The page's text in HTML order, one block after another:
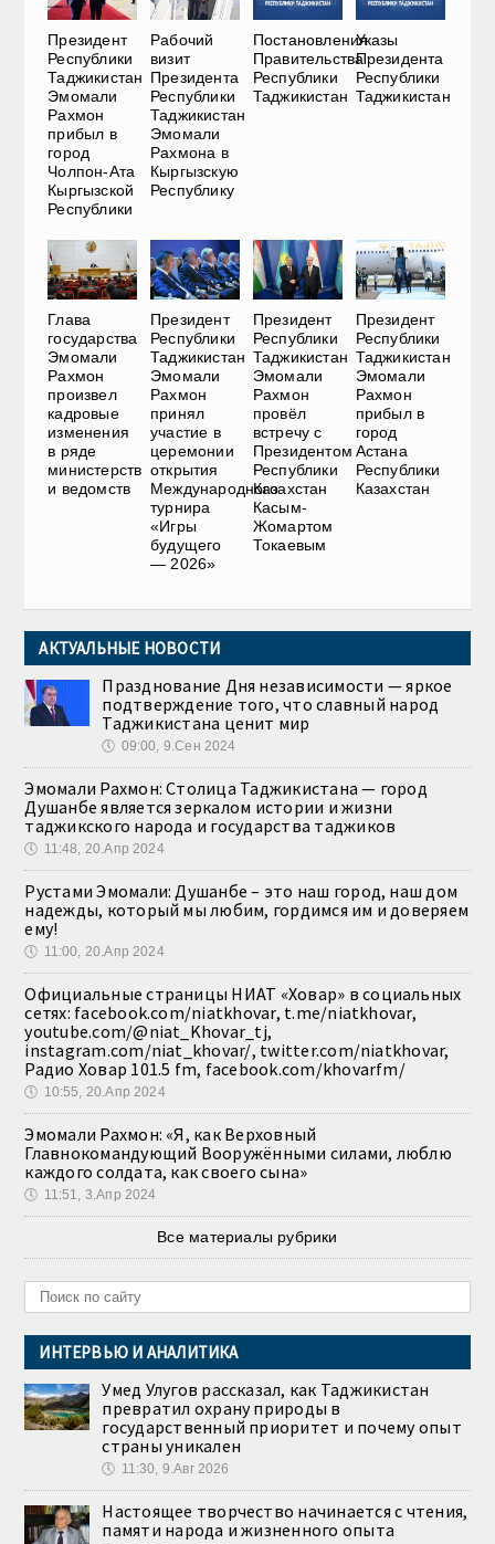
Президент
Республики
Таджикистан
Эмомали
Рахмон
прибыл в
город
Чолпон-Ата
Кыргызской
Республики
Рабочий
визит
Президента
Республики
Таджикистан
Эмомали
Рахмона в
Кыргызскую
Республику
Постановления
Правительства
Республики
Таджикистан
Указы
Президента
Республики
Таджикистан
Глава
государства
Эмомали
Рахмон
произвел
кадровые
изменения
в ряде
министерств
и ведомств
Президент
Республики
Таджикистан
Эмомали
Рахмон
принял
участие в
церемонии
открытия
Международного
турнира
«Игры
будущего
— 2026»
Президент
Республики
Таджикистан
Эмомали
Рахмон
провёл
встречу с
Президентом
Республики
Казахстан
Касым-
Жомартом
Токаевым
Президент
Республики
Таджикистан
Эмомали
Рахмон
прибыл в
город
Астана
Республики
Казахстан
АКТУАЛЬНЫЕ НОВОСТИ
Празднование Дня независимости — яркое
подтверждение того, что славный народ
Таджикистана ценит мир
🕔 09:00, 9.Сен 2024
Эмомали Рахмон: Столица Таджикистана — город
Душанбе является зеркалом истории и жизни
таджикского народа и государства таджиков
🕔 11:48, 20.Апр 2024
Рустами Эмомали: Душанбе – это наш город, наш дом
надежды, который мы любим, гордимся им и доверяем
ему!
🕔 11:00, 20.Апр 2024
Официальные страницы НИАТ «Ховар» в социальных
сетях: facebook.com/niatkhovar, t.me/niatkhovar,
youtube.com/@niat_Khovar_tj,
instagram.com/niat_khovar/, twitter.com/niatkhovar,
Радио Ховар 101.5 fm, facebook.com/khovarfm/
🕔 10:55, 20.Апр 2024
Эмомали Рахмон: «Я, как Верховный
Главнокомандующий Вооружёнными силами, люблю
каждого солдата, как своего сына»
🕔 11:51, 3.Апр 2024
Все материалы рубрики
ИНТЕРВЬЮ И АНАЛИТИКА
Умед Улугов рассказал, как Таджикистан
превратил охрану природы в
государственный приоритет и почему опыт
страны уникален
🕔 11:30, 9.Авг 2026
Настоящее творчество начинается с чтения,
памяти народа и жизненного опыта